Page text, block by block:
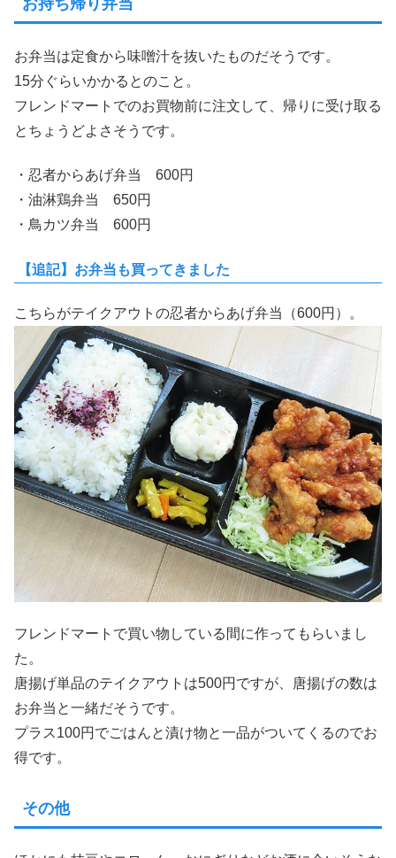
お持ち帰り弁当
お弁当は定食から味噌汁を抜いたものだそうです。
15分ぐらいかかるとのこと。
フレンドマートでのお買物前に注文して、帰りに受け取る
とちょうどよさそうです。
・忍者からあげ弁当 600円
・油淋鶏弁当 650円
・鳥カツ弁当 600円
【追記】お弁当も買ってきました
こちらがテイクアウトの忍者からあげ弁当（600円）。
フレンドマートで買い物している間に作ってもらいまし
た。
唐揚げ単品のテイクアウトは500円ですが、唐揚げの数は
お弁当と一緒だそうです。
プラス100円でごはんと漬け物と一品がついてくるのでお
得です。
その他